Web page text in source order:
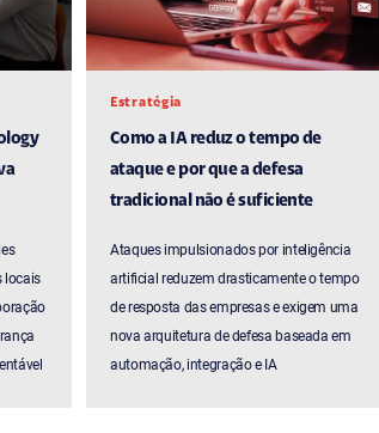
locais
Estratégia
Como a IA reduz o tempo de
ataque e por que a defesa
tradicional não é suficiente
Ataques impulsionados por inteligência
artificial reduzem drasticamente o tempo
de resposta das empresas e exigem uma
nova arquitetura de defesa baseada em
automação, integração e IA